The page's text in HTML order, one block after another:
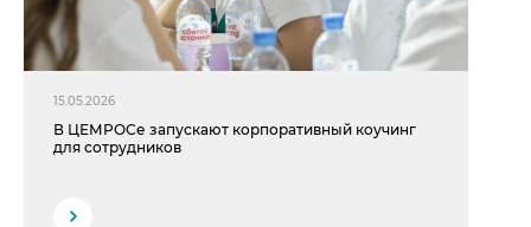
15.05.2026
В ЦЕМРОСе запускают корпоративный коучинг
для сотрудников